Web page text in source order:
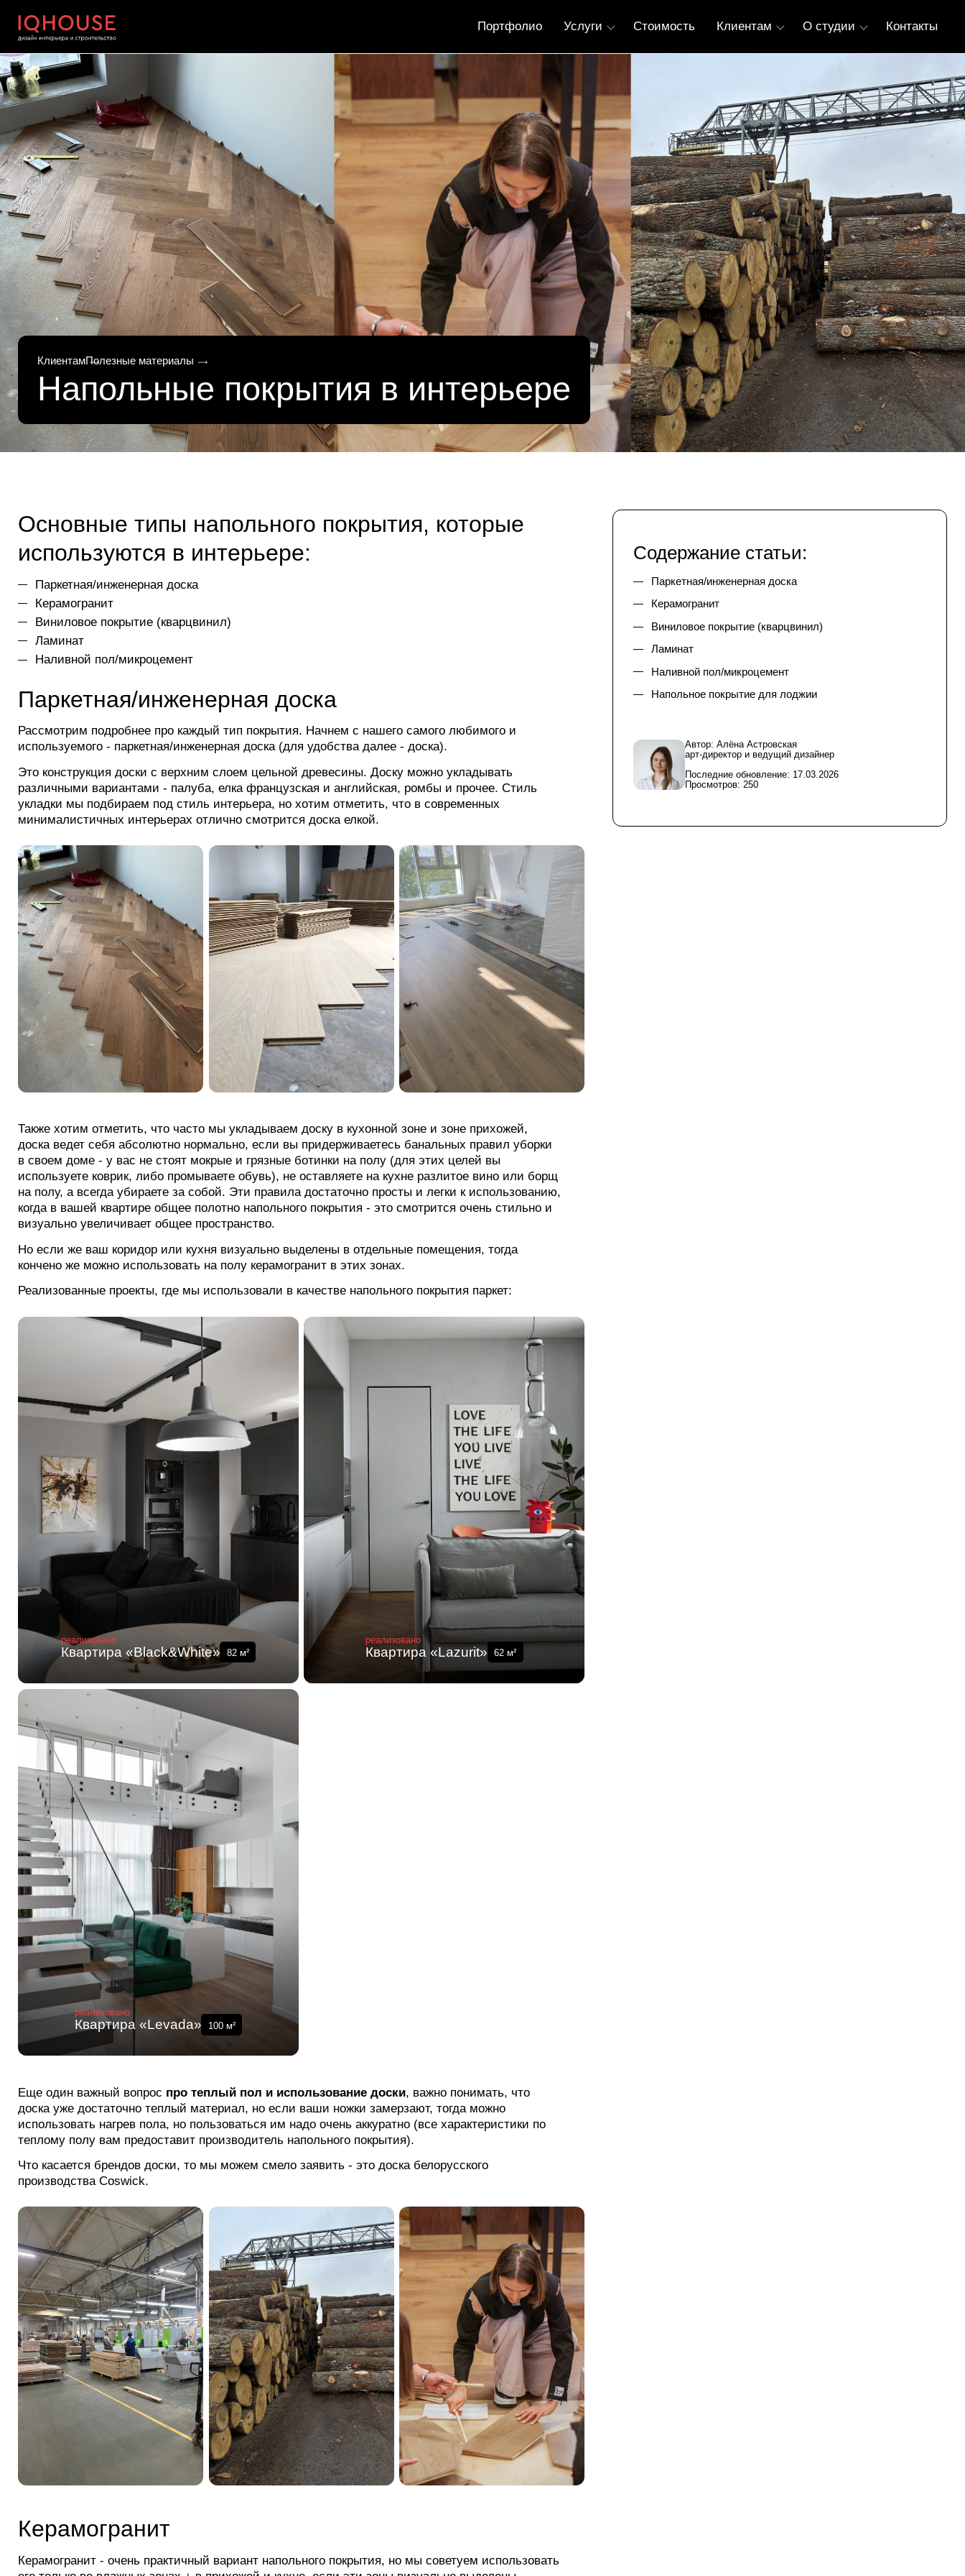
Портфолио Услуги Стоимость Клиентам О студии Контакты
КлиентамПолезные материалы
Напольные покрытия в интерьере
Содержание статьи:
Паркетная/инженерная доска
Керамогранит
Виниловое покрытие (кварцвинил)
Ламинат
Наливной пол/микроцемент
Напольное покрытие для лоджии
Автор: Алёна Астровская
арт-директор и ведущий дизайнер
Последние обновление: 17.03.2026
Просмотров: 250
Основные типы напольного покрытия, которые
используются в интерьере:
Паркетная/инженерная доска
Керамогранит
Виниловое покрытие (кварцвинил)
Ламинат
Наливной пол/микроцемент
Паркетная/инженерная доска
Рассмотрим подробнее про каждый тип покрытия. Начнем с нашего самого любимого и
используемого - паркетная/инженерная доска (для удобства далее - доска).
Это конструкция доски с верхним слоем цельной древесины. Доску можно укладывать
различными вариантами - палуба, елка французская и английская, ромбы и прочее. Стиль
укладки мы подбираем под стиль интерьера, но хотим отметить, что в современных
минималистичных интерьерах отлично смотрится доска елкой.
Также хотим отметить, что часто мы укладываем доску в кухонной зоне и зоне прихожей,
доска ведет себя абсолютно нормально, если вы придерживаетесь банальных правил уборки
в своем доме - у вас не стоят мокрые и грязные ботинки на полу (для этих целей вы
используете коврик, либо промываете обувь), не оставляете на кухне разлитое вино или борщ
на полу, а всегда убираете за собой. Эти правила достаточно просты и легки к использованию,
когда в вашей квартире общее полотно напольного покрытия - это смотрится очень стильно и
визуально увеличивает общее пространство.
Но если же ваш коридор или кухня визуально выделены в отдельные помещения, тогда
кончено же можно использовать на полу керамогранит в этих зонах.
Реализованные проекты, где мы использовали в качестве напольного покрытия паркет:
реализовано
Квартира «Black&White» 82м²
реализовано
Квартира «Lazurit» 62 м²
реализовано
Квартира «Levada» 100м²
Еще один важный вопрос про теплый пол и использование доски, важно понимать, что
доска уже достаточно теплый материал, но если ваши ножки замерзают, тогда можно
использовать нагрев пола, но пользоваться им надо очень аккуратно (все характеристики по
теплому полу вам предоставит производитель напольного покрытия).
Что касается брендов доски, то мы можем смело заявить - это доска белорусского
производства Coswick.
Керамогранит
Керамогранит - очень практичный вариант напольного покрытия, но мы советуем использовать